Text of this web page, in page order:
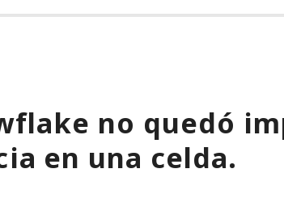
no quedó
en una celda.